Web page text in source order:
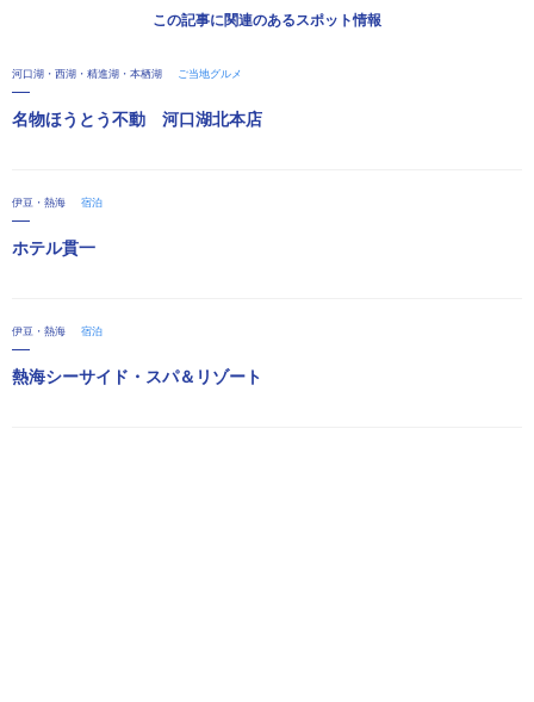
この記事に関連のあるスポット情報
河口湖・西湖・精進湖・本栖湖 ご当地グルメ
名物ほうとう不動 河口湖北本店
伊豆・熱海 宿泊
ホテル貫一
伊豆・熱海 宿泊
熱海シーサイド・スパ＆リゾート